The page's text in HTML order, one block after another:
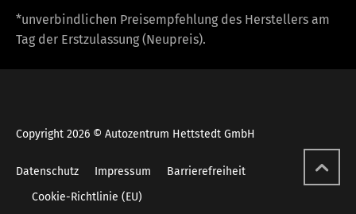
*unverbindlichen Preisempfehlung des Herstellers am
Tag der Erstzulassung (Neupreis).
Copyright 2026 © Autozentrum Hettstedt GmbH
Datenschutz Impressum
Barrierefreiheit
Cookie-Richtlinie (EU)